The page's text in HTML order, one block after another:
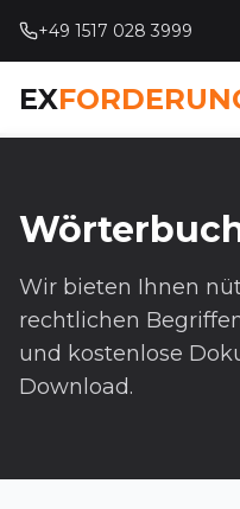
+49 1517 028 3999
EX
Wir bieten Ihnen
rechtlichen
und kostenlose
Download.